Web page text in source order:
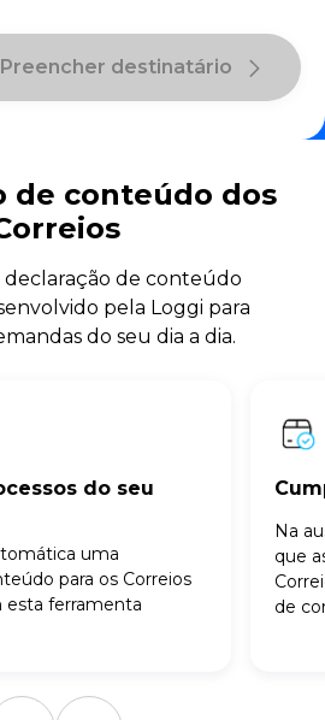
Preencher destinatário
de conteúdo dos
declaração de conteúdo
pela Loggi para
do seu dia a dia.
do seu
uma
para os Correios
ferramenta
Na
que
de